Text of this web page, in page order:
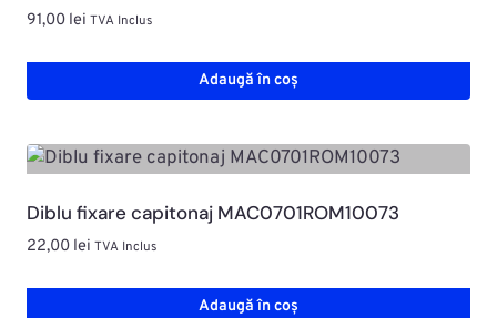
91,00 lei TVA Inclus
Adaugă în coș
Diblu fixare capitonaj MAC0701ROM10073
22,00 lei TVA Inclus
Adaugă în coș